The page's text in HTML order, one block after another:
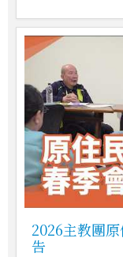
2026主教團
告